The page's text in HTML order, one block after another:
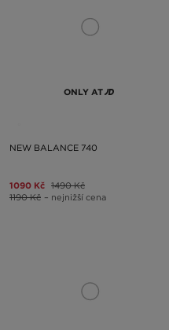
ONLY AT
NEW BALANCE 740
1090 Kč 1490 Kč
1190 Kč – nejnižší cena